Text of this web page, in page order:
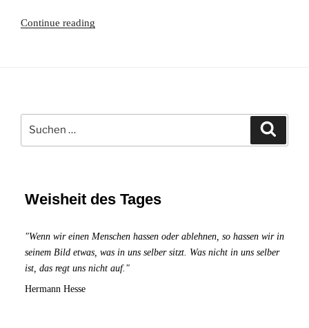
Continue reading
Dynamics"
Überblick
nach:
Weisheit des Tages
"Wenn wir einen Menschen hassen oder ablehnen, so hassen wir in
seinem Bild etwas, was in uns selber sitzt. Was nicht in uns selber
ist, das regt uns nicht auf."
Hermann Hesse